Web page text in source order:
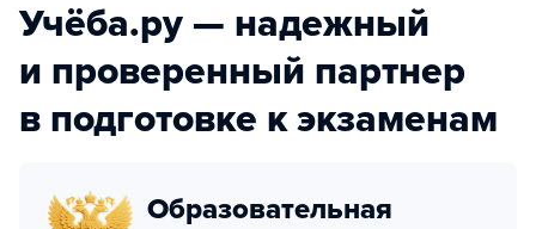
Учёба.ру — надежный
и проверенный партнер
в подготовке к экзаменам
Образовательная